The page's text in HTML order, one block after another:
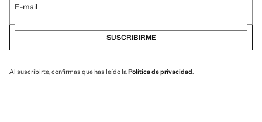
E-mail
SUSCRIBIRME
Al suscribirte, confirmas que has leído laPolítica de privacidad.